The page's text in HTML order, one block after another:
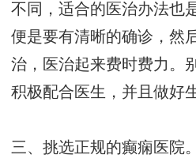
不同，适合的医治办法也
便是要有清晰的确诊，然
治，医治起来费时费力。
积极配合医生，并且做好
三、挑选正规的癫痫医院